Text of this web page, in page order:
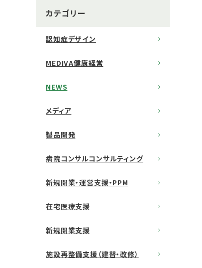
カテゴリー
認知症デザイン
MEDIVA健康経営
NEWS
メディア
製品開発
病院コンサルコンサルティング
新規開業・運営支援・PPM
在宅医療支援
新規開業支援
施設再整備支援（建替・改修）